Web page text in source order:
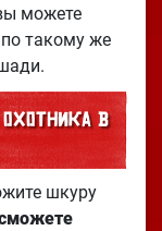
можете
такому же
в
шкуру